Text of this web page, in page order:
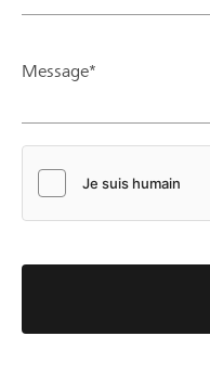
Message*